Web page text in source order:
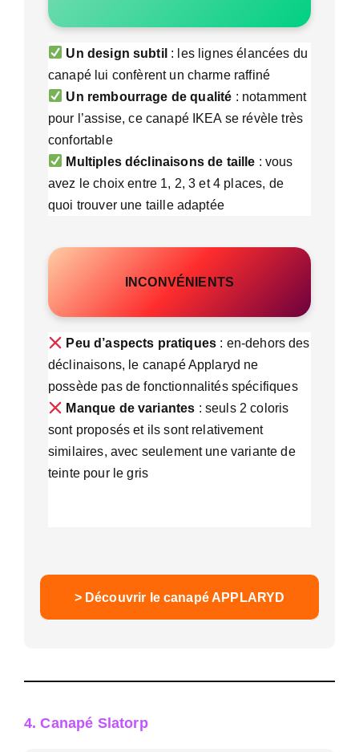
Un design subtil : les lignes élancées du
canapé lui confèrent un charme raffiné
Un rembourrage de qualité : notamment
pour l’assise, ce canapé IKEA se révèle très
confortable
Multiples déclinaisons de taille : vous
avez le choix entre 1, 2, 3 et 4 places, de
quoi trouver une taille adaptée
INCONVÉNIENTS
Peu d’aspects pratiques : en-dehors des
déclinaisons, le canapé Applaryd ne
possède pas de fonctionnalités spécifiques
Manque de variantes : seuls 2 coloris
sont proposés et ils sont relativement
similaires, avec seulement une variante de
teinte pour le gris
> Découvrir le canapé APPLARYD
4. Canapé Slatorp